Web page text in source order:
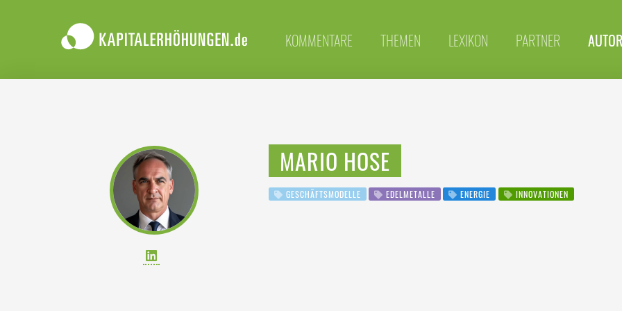
KOMMENTARE THEMEN LEXIKON PARTNER
MARIO HOSE
GESCHÄFTSMODELLE EDELMETALLE ENERGIE INNOVATIONEN